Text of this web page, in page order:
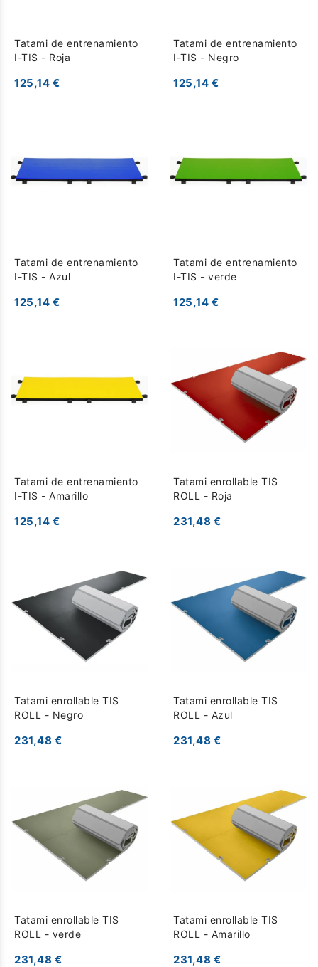
Tatami de entrenamiento
I-TIS - Roja
125,14 €
Tatami de entrenamiento
I-TIS - Negro
125,14 €
Tatami de entrenamiento
I-TIS - Azul
125,14 €
Tatami de entrenamiento
I-TIS - verde
125,14 €
Tatami de entrenamiento
I-TIS - Amarillo
125,14 €
Tatami enrollable TIS
ROLL - Roja
231,48 €
Tatami enrollable TIS
ROLL - Negro
231,48 €
Tatami enrollable TIS
ROLL - Azul
231,48 €
Tatami enrollable TIS
ROLL - verde
231,48 €
Tatami enrollable TIS
ROLL - Amarillo
231,48 €